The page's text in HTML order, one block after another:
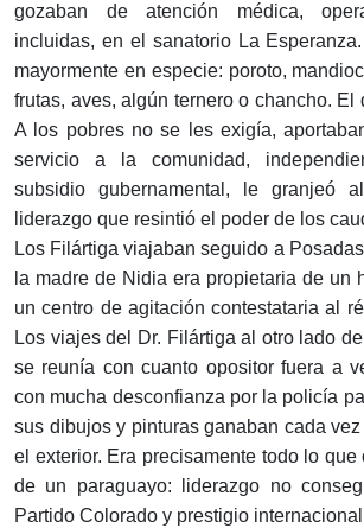
gozaban de atención médica,
incluidas, en el sanatorio La
mayormente en especie: poroto,
frutas, aves, algún ternero o chancho. El
A los pobres no se les exigía,
servicio a la comunidad,
subsidio gubernamental, le granjeó
liderazgo que resintió el poder de los
Los Filártiga viajaban seguido a
la madre de Nidia era propietaria de un
un centro de agitación contestataria al
Los viajes del Dr. Filártiga al otro lado
se reunía con cuanto opositor fuera a
con mucha desconfianza por la policía
sus dibujos y pinturas ganaban cada
el exterior. Era precisamente todo lo que
de un paraguayo: liderazgo no
Partido Colorado y prestigio